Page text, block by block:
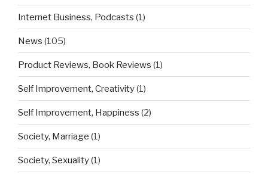
Internet Business, Podcasts (1)
News (105)
Product Reviews, Book Reviews (1)
Self Improvement, Creativity(1)
Self Improvement, Happiness (2)
Society, Marriage (1)
Society, Sexuality(1)